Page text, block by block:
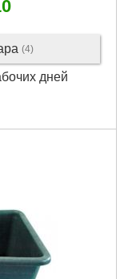
(4)
дней